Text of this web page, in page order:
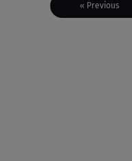
« Previous